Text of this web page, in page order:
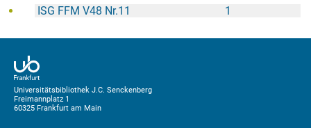
1
ISG FFM V48 Nr.11
Universitätsbibliothek J.C. Senckenberg
Freimannplatz 1
60325 Frankfurt am Main